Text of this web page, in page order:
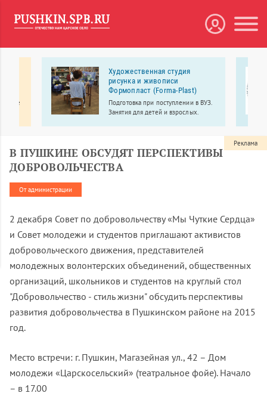
Художественная студия
рисунка и живописи
Формопласт (Forma-Plast)
Подготовка при поступлении в ВУЗ.
Занятия для детей и взрослых.
В ПУШКИНЕ ОБСУДЯТ ПЕРСПЕКТИВЫ
ДОБРОВОЛЬЧЕСТВА
От администрации
2 декабря Совет по добровольчеству «Мы Чуткие Сердца»
и Совет молодежи и студентов приглашают активистов
добровольческого движения, представителей
молодежных волонтерских объединений, общественных
организаций, школьников и студентов на круглый стол
"Добровольчество - стиль жизни" обсудить перспективы
развития добровольчества в Пушкинском районе на 2015
год.
Место встречи: г. Пушкин, Магазейная ул., 42 – Дом
молодежи «Царскосельский» (театральное фойе). Начало
– в 17.00
Реклама